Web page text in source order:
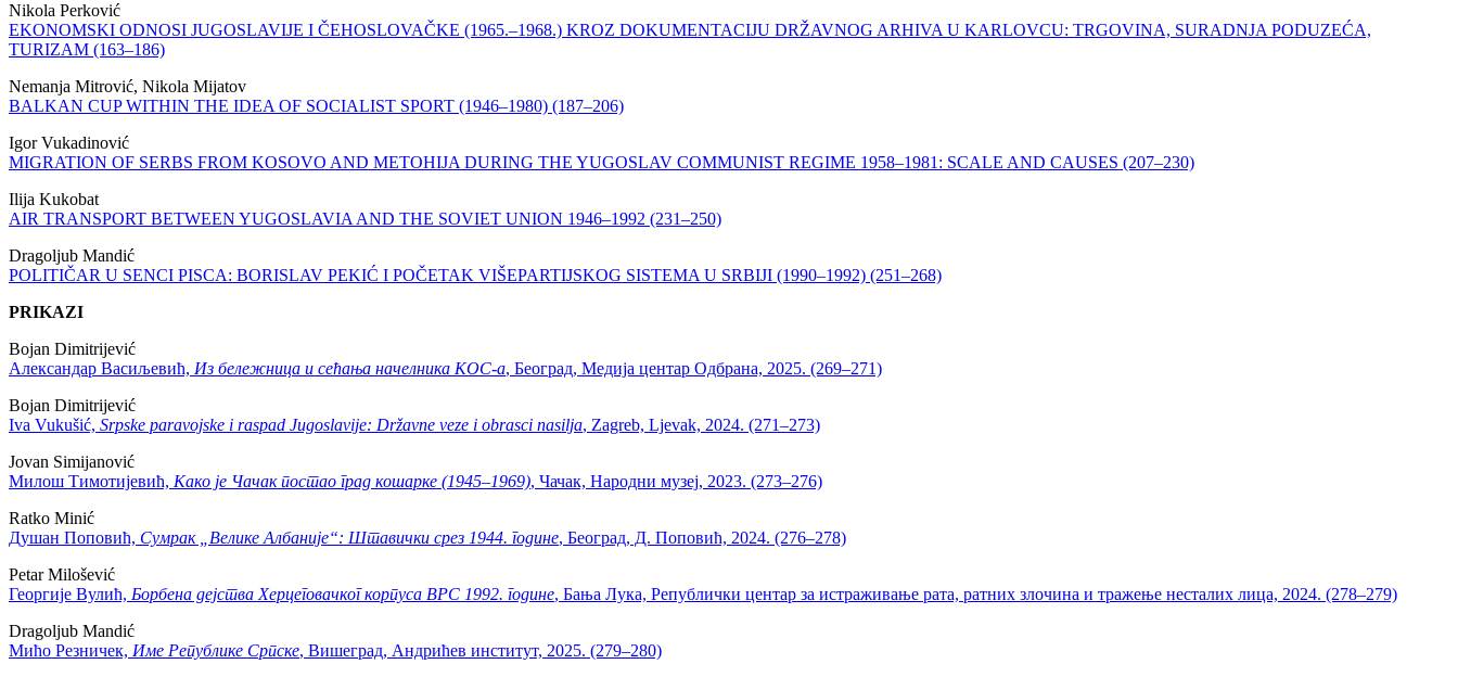
Nikola Perković
EKONOMSKI ODNOSI JUGOSLAVIJE I ČEHOSLOVAČKE (1965.–1968.) KROZ DOKUMENTACIJU DRŽAVNOG ARHIVA U KARLOVCU: TRGOVINA, SURADNJA PODUZEĆA,
TURIZAM (163–186)
Nemanja Mitrović, Nikola Mijatov
BALKAN CUP WITHIN THE IDEA OF SOCIALIST SPORT (1946–1980) (187–206)
Igor Vukadinović
MIGRATION OF SERBS FROM KOSOVO AND METOHIJA DURING THE YUGOSLAV COMMUNIST REGIME 1958–1981: SCALE AND CAUSES (207–230)
Ilija Kukobat
AIR TRANSPORT BETWEEN YUGOSLAVIA AND THE SOVIET UNION 1946–1992 (231–250)
Dragoljub Mandić
POLITIČAR U SENCI PISCA: BORISLAV PEKIĆ I POČETAK VIŠEPARTIJSKOG SISTEMA U SRBIJI (1990–1992) (251–268)
PRIKAZI
Bojan Dimitrijević
Александар Васиљевић, Из бележница и сећања начелника КОС-а, Београд, Медија центар Одбрана, 2025. (269–271)
Bojan Dimitrijević
Iva Vukušić, Srpske paravojske i raspad Jugoslavije: Državne veze i obrasci nasilja, Zagreb, Ljevak, 2024. (271–273)
Jovan Simijanović
Милош Тимотијевић, Како је Чачак постао град кошарке (1945–1969), Чачак, Народни музеј, 2023. (273–276)
Ratko Minić
Душан Поповић, Сумрак „Велике Албаније“: Штавички срез 1944. године, Београд, Д. Поповић, 2024. (276–278)
Petar Milošević
Георгије Вулић, Борбена дејства Херцеговачког корпуса ВРС 1992. године, Бања Лука, Републички центар за истраживање рата, ратних злочина и тражење несталих лица, 2024. (278–279)
Dragoljub Mandić
Мићо Резничек, Име Републике Српске, Вишеград, Андрићев институт, 2025. (279–280)